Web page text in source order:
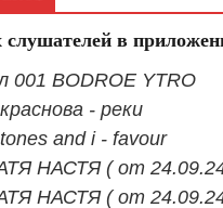
в
001 BODROE YTRO
- реки
and i - favour
НАСТЯ ( от
НАСТЯ ( от